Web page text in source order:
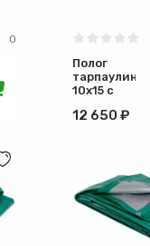
0
Полог
тарпаулин
10х15 с
пл.120 гр/
12 650 ₽